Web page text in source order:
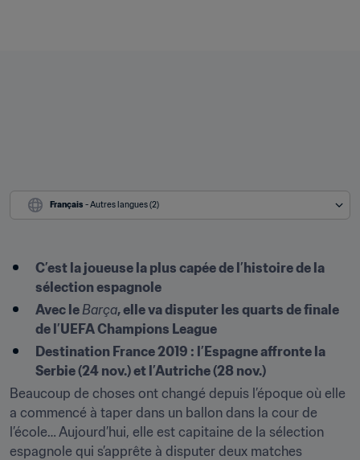
Français - Autres langues (2)
C’est la joueuse la plus capée de l’histoire de la
sélection espagnole
Avec le Barça, elle va disputer les quarts de finale
de l’UEFA Champions League
Destination France 2019 : l’Espagne affronte la
Serbie (24 nov.) et l’Autriche (28 nov.)
Beaucoup de choses ont changé depuis l’époque où elle
a commencé à taper dans un ballon dans la cour de
l’école… Aujourd’hui, elle est capitaine de la sélection
espagnole qui s’apprête à disputer deux matches